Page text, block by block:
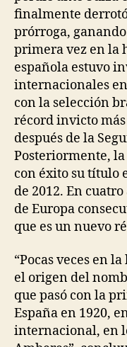
finalmente
prórroga,
primera vez en la
española estuvo
internacionales
con la selección
récord invicto
después de la
Posteriormente,
con éxito su título
de 2012. En
de Europa
que es un nuevo
“Pocas veces en
el origen del
que pasó con la
España en 1920,
internacional, en